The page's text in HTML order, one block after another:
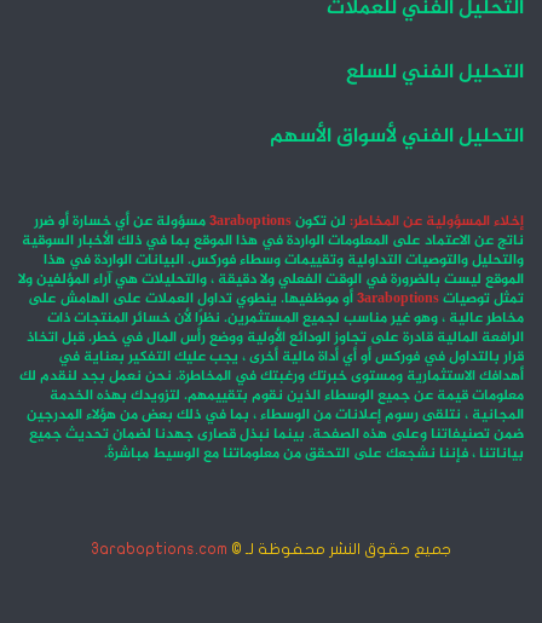
التحليل الفني للعملات
التحليل الفني للسلع
التحليل الفني لأسواق الأسهم
إخلاء المسؤولية عن المخاطر: لن تكون3araboptionsمسؤولة عن أي خسارة أو ضرر
ناتج عن الاعتماد على المعلومات الواردة في هذا الموقع بما في ذلك الأخبار السوقية
والتحليل والتوصيات التداولية وتقييمات وسطاء فوركس. البيانات الواردة في هذا
الموقع ليست بالضرورة في الوقت الفعلي ولا دقيقة ، والتحليلات هي آراء المؤلفين ولا
تمثل توصيات3araboptionsأو موظفيها. ينطوي تداول العملات على الهامش على
مخاطر عالية ، وهو غير مناسب لجميع المستثمرين. نظرًا لأن خسائر المنتجات ذات
الرافعة المالية قادرة على تجاوز الودائع الأولية ووضع رأس المال في خطر. قبل اتخاذ
قرار بالتداول في فوركس أو أي أداة مالية أخرى ، يجب عليك التفكير بعناية في
أهدافك الاستثمارية ومستوى خبرتك ورغبتك في المخاطرة. نحن نعمل بجد لنقدم لك
معلومات قيمة عن جميع الوسطاء الذين نقوم بتقييمهم. لتزويدك بهذه الخدمة
المجانية ، نتلقى رسوم إعلانات من الوسطاء ، بما في ذلك بعض من هؤلاء المدرجين
ضمن تصنيفاتنا وعلى هذه الصفحة. بينما نبذل قصارى جهدنا لضمان تحديث جميع
بياناتنا ، فإننا نشجعك على التحقق من معلوماتنا مع الوسيط مباشرةً.
جميع حقوق النشر محفوظة لـ © 3araboptions.com